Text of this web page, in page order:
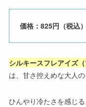
価格：825円（税込）
シルキースフレアイズ
は、甘さ控えめな大人
ひんやり冷たさを感じ